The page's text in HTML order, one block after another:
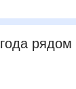
рядом